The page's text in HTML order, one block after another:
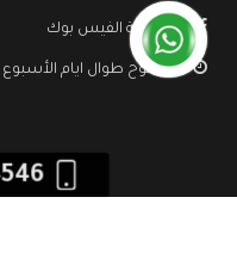
صفحة الفيس بوك
مفتوح طوال ايام الأسبوع